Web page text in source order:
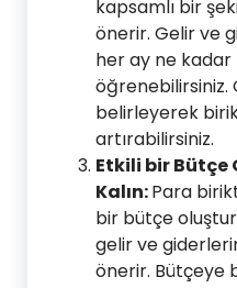
kapsamlı bir
önerir. Gelir ve
her ay ne
öğrenebilirsiniz.
belirleyerek
artırabilirsiniz.
Etkili bir Bütçe
Kalın:Para
bir bütçe
gelir ve
önerir. Bütçeye